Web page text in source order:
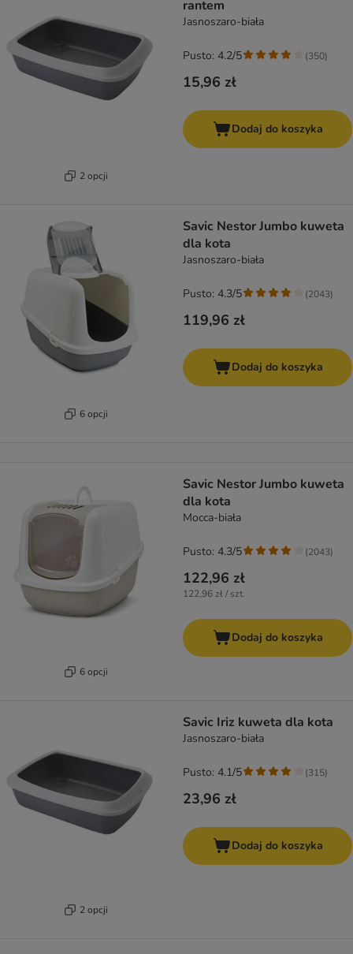
2 opcji
rantem
Jasnoszaro-biała
15,96 zł
Pusto: 4.2/5 (350)
Dodaj do koszyka
6 opcji
Savic Nestor Jumbo kuweta
dla kota
Jasnoszaro-biała
119,96 zł
Pusto: 4.3/5 (2043)
Dodaj do koszyka
6 opcji
Savic Nestor Jumbo kuweta
dla kota
Mocca-biała
122,96 zł
122,96 zł / szt.
Pusto: 4.3/5 (2043)
Dodaj do koszyka
2 opcji
Savic Iriz kuweta dla kota
Jasnoszaro-biała
23,96 zł
Pusto: 4.1/5 (315)
Dodaj do koszyka